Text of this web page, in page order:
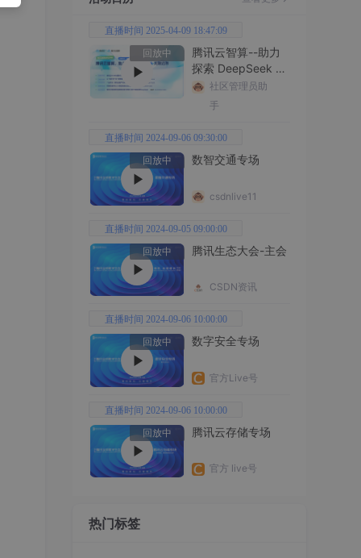
直播时间 2025-04-09 18:47:09
回放中
腾讯云智算--助力
探索 DeepSeek 无
限边界社区管理员助
手
直播时间 2024-09-06 09:30:00
回放中
数智交通专场
csdnlive11
直播时间 2024-09-05 09:00:00
回放中
腾讯生态大会-主会
CSDN资讯
直播时间 2024-09-06 10:00:00
回放中
数字安全专场
官方Live号
直播时间 2024-09-06 10:00:00
回放中
腾讯云存储专场
官方 live号
热门标签